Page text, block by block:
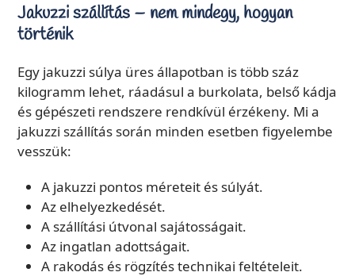
Jakuzzi szállítás – nem mindegy, hogyan
történik
Egy jakuzzi súlya üres állapotban is több száz
kilogramm lehet, ráadásul a burkolata, belső kádja
és gépészeti rendszere rendkívül érzékeny. Mi a
jakuzzi szállítás során minden esetben figyelembe
vesszük:
A jakuzzi pontos méreteit és súlyát.
Az elhelyezkedését.
A szállítási útvonal sajátosságait.
Az ingatlan adottságait.
A rakodás és rögzítés technikai feltételeit.